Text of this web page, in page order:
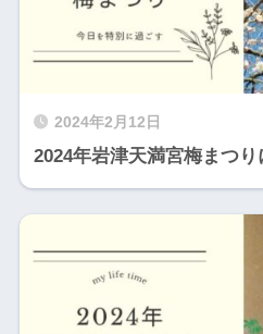
2024年2月12日
2024年岩津天満宮梅まつり